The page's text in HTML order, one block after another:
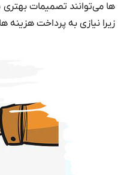
ها می‌توانند تصمیمات بهتری
زیرا نیازی به پرداخت